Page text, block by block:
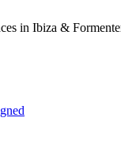
in Ibiza &